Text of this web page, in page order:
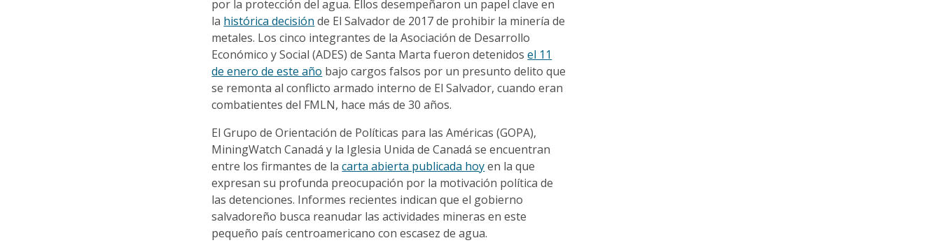
por la protección del agua. Ellos desempeñaron un papel clave en
la histórica decisión de El Salvador de 2017 de prohibir la minería de
metales. Los cinco integrantes de la Asociación de Desarrollo
Económico y Social (ADES) de Santa Marta fueron detenidosel 11
de enero de este año bajo cargos falsos por un presunto delito que
se remonta al conflicto armado interno de El Salvador, cuando eran
combatientes del FMLN, hace más de 30 años.
El Grupo de Orientación de Políticas para las Américas (GOPA),
MiningWatch Canadá y la Iglesia Unida de Canadá se encuentran
entre los firmantes de lacarta abierta publicada hoyen la que
expresan su profunda preocupación por la motivación política de
las detenciones. Informes recientes indican que el gobierno
salvadoreño busca reanudar las actividades mineras en este
pequeño país centroamericano con escasez de agua.